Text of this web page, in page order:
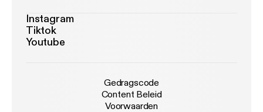
Instagram
Tiktok
Youtube
Gedragscode
Content Beleid
Voorwaarden